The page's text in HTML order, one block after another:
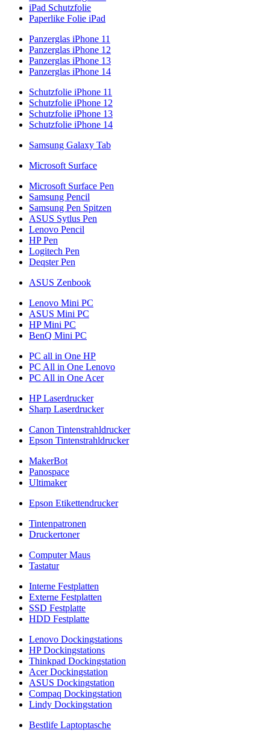
iPad Schutzfolie
Paperlike Folie iPad
Panzerglas iPhone 11
Panzerglas iPhone 12
Panzerglas iPhone 13
Panzerglas iPhone 14
Schutzfolie iPhone 11
Schutzfolie iPhone 12
Schutzfolie iPhone 13
Schutzfolie iPhone 14
Samsung Galaxy Tab
Microsoft Surface
Microsoft Surface Pen
Samsung Pencil
Samsung Pen Spitzen
ASUS Sytlus Pen
Lenovo Pencil
HP Pen
Logitech Pen
Deqster Pen
ASUS Zenbook
Lenovo Mini PC
ASUS Mini PC
HP Mini PC
BenQ Mini PC
PC all in One HP
PC All in One Lenovo
PC All in One Acer
HP Laserdrucker
Sharp Laserdrucker
Canon Tintenstrahldrucker
Epson Tintenstrahldrucker
MakerBot
Panospace
Ultimaker
Epson Etikettendrucker
Tintenpatronen
Druckertoner
Computer Maus
Tastatur
Interne Festplatten
Externe Festplatten
SSD Festplatte
HDD Festplatte
Lenovo Dockingstations
HP Dockingstations
Thinkpad Dockingstation
Acer Dockingstation
ASUS Dockingstation
Compaq Dockingstation
Lindy Dockingstation
Bestlife Laptoptasche